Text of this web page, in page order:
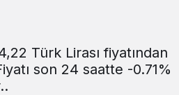
Türk Lirası fiyatından
son 24 saatte -0.71%